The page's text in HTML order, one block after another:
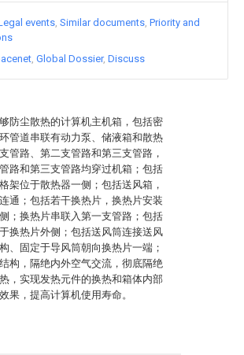
防尘散热的计算机主机箱，包括密
管道串联有动力泵、储液箱和散热
管路、第二支管路和第三支管路，
路和第三支管路均穿过机箱；包括
架位于散热器一侧；包括送风箱，
通；包括若干换热片，换热片安装
；换热片串联入第一支管路；包括
换热片外侧；包括送风筒连接送风
、固定于导风筒朝向换热片一端；
构，隔绝内外空气交流，彻底隔绝
，实现发热元件的换热和箱体内部
果，提高计算机使用寿命。
events Similar documents Priority and
Global Dossier Discuss